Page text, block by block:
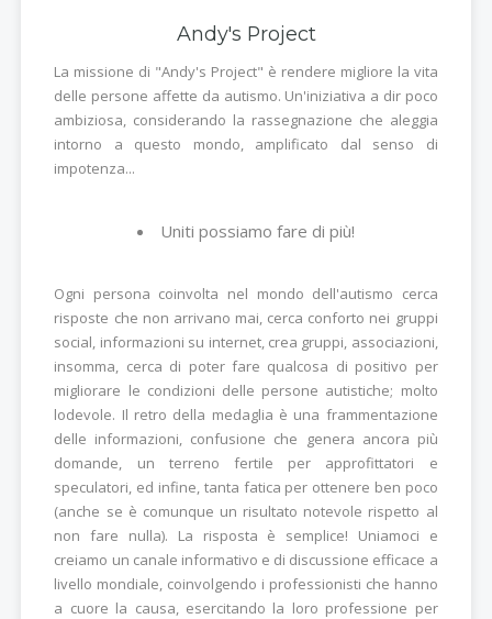
Andy's Project
La missione di "Andy's Project" è rendere migliore la vita
delle persone affette da autismo. Un'iniziativa a dir poco
ambiziosa, considerando la rassegnazione che aleggia
intorno a questo mondo, amplificato dal senso di
impotenza...
Uniti possiamo fare di più!
Ogni persona coinvolta nel mondo dell'autismo cerca
risposte che non arrivano mai, cerca conforto nei gruppi
social, informazioni su internet, crea gruppi, associazioni,
insomma, cerca di poter fare qualcosa di positivo per
migliorare le condizioni delle persone autistiche; molto
lodevole. Il retro della medaglia è una frammentazione
delle informazioni, confusione che genera ancora più
domande, un terreno fertile per approfittatori e
speculatori, ed infine, tanta fatica per ottenere ben poco
(anche se è comunque un risultato notevole rispetto al
non fare nulla). La risposta è semplice! Uniamoci e
creiamo un canale informativo e di discussione efficace a
livello mondiale, coinvolgendo i professionisti che hanno
a cuore la causa, esercitando la loro professione per